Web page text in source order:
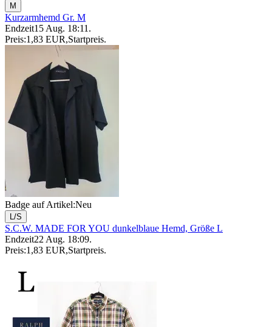
M
Kurzarmhemd Gr. M
Endzeit15 Aug. 18:11 .
Preis:1,83 EUR,Startpreis.
Badge auf Artikel:Neu
L/S
S.C.W. MADE FOR YOU dunkelblaue Hemd, Größe L
Endzeit22 Aug. 18:09.
Preis:1,83 EUR,Startpreis.